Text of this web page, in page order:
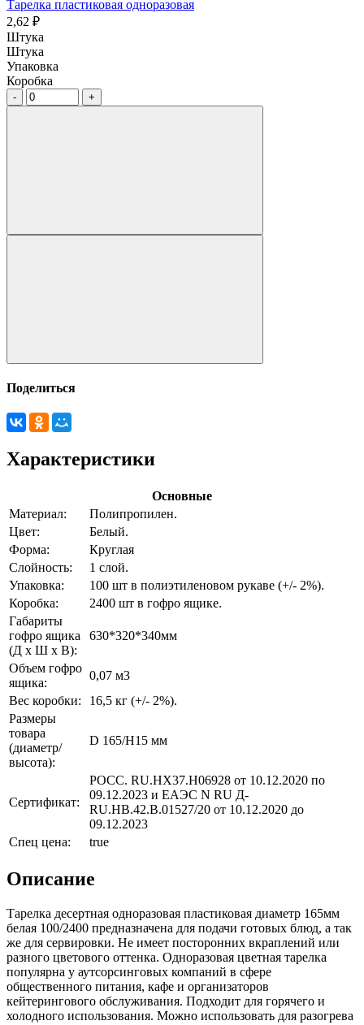
Тарелка пластиковая одноразовая
2,62 ₽
Штука
Штука
Упаковка
Коробка
Поделиться
Характеристики
Основные
Материал:
Полипропилен.
Цвет:
Белый.
Форма:
Круглая
Слойность:
1 слой.
Упаковка:
100 шт в полиэтиленовом рукаве (+/- 2%).
Коробка:
2400 шт в гофро ящике.
Габариты
гофро ящика
(Д х Ш х В):
630*320*340мм
Объем гофро
ящика:
0,07 м3
Вес коробки:
16,5 кг (+/- 2%).
Размеры
товара
(диаметр/
высота):
D 165/H15 мм
Сертификат:
РОСС. RU.НХ37.Н06928 от 10.12.2020 по
09.12.2023 и ЕАЭС N RU Д-
RU.НВ.42.В.01527/20 от 10.12.2020 до
09.12.2023
Спец цена:
true
Описание
Тарелка десертная одноразовая пластиковая диаметр 165мм
белая 100/2400 предназначена для подачи готовых блюд, а так
же для сервировки. Не имеет посторонних вкраплений или
разного цветового оттенка. Одноразовая цветная тарелка
популярна у аутсорсинговых компаний в сфере
общественного питания, кафе и организаторов
кейтерингового обслуживания. Подходит для горячего и
холодного использования. Можно использовать для разогрева